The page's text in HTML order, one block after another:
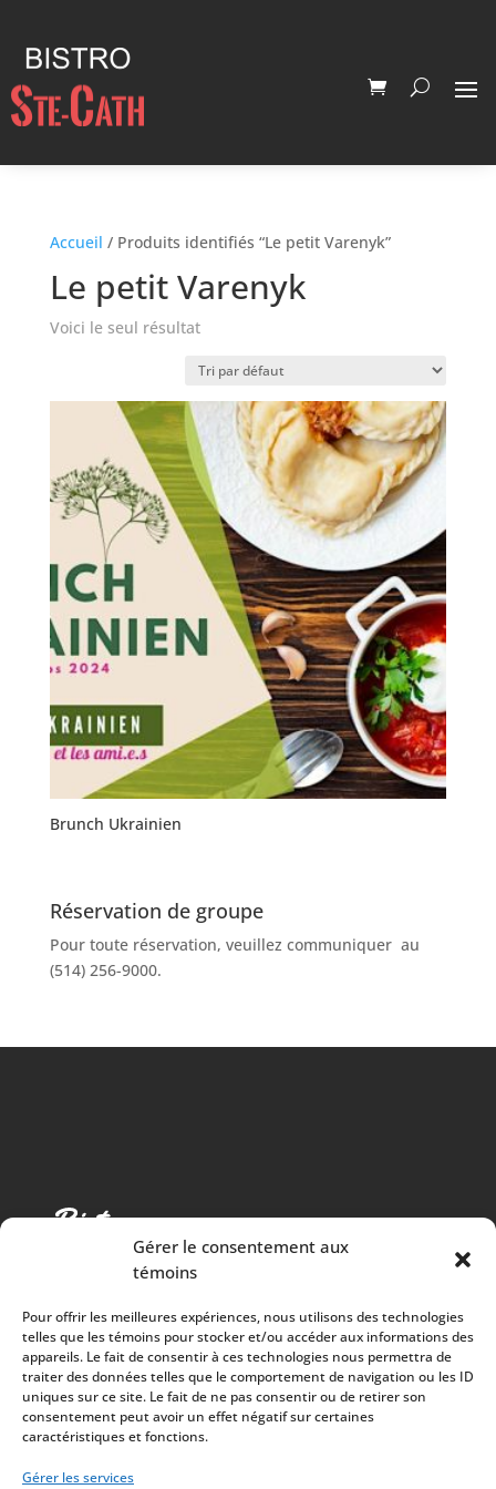
Gérer le consentement aux
témoins
Pour offrir les meilleures expériences, nous utilisons des technologies
telles que les témoins pour stocker et/ou accéder aux informations des
appareils. Le fait de consentir à ces technologies nous permettra de
traiter des données telles que le comportement de navigation ou les ID
uniques sur ce site. Le fait de ne pas consentir ou de retirer son
consentement peut avoir un effet négatif sur certaines
caractéristiques et fonctions.
Gérer les services
Accueil / Produits identifiés “Le petit Varenyk”
Le petit Varenyk
Voici le seul résultat
Brunch Ukrainien
Réservation de groupe
Pour toute réservation, veuillez communiquer au
(514) 256-9000.
Cuisine chaleureuse, spectacles de qualité et 100%
des surplus versés à la communauté
À PROPOS
Mission